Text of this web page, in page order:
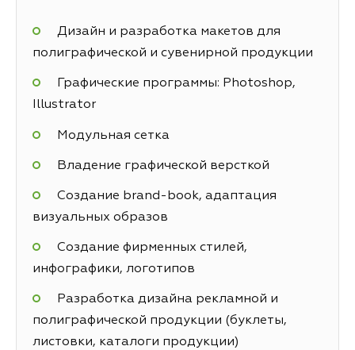
Дизайн и разработка макетов для
полиграфической и сувенирной продукции
Графические программы: Photoshop,
Illustrator
Модульная сетка
Владение графической версткой
Создание brand-book, адаптация
визуальных образов
Создание фирменных стилей,
инфографики, логотипов
Разработка дизайна рекламной и
полиграфической продукции (буклеты,
листовки, каталоги продукции)